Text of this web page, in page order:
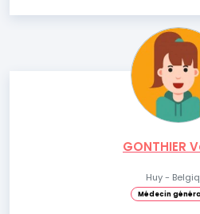
GONTHIER
Huy -
Médecin